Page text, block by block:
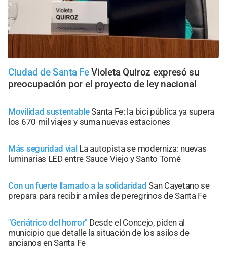
Ciudad de Santa Fe Violeta Quiroz expresó su
preocupación por el proyecto de ley nacional
Movilidad sustentableSanta Fe: la bici pública ya supera
los 670 mil viajes y suma nuevas estaciones
Más seguridad vial La autopista se moderniza: nuevas
luminarias LED entre Sauce Viejo y Santo Tomé
Con un fuerte llamado a la solidaridad San Cayetano se
prepara para recibir a miles de peregrinos de Santa Fe
"Geriátrico del horror" Desde el Concejo, piden al
municipio que detalle la situación de los asilos de
ancianos en Santa Fe